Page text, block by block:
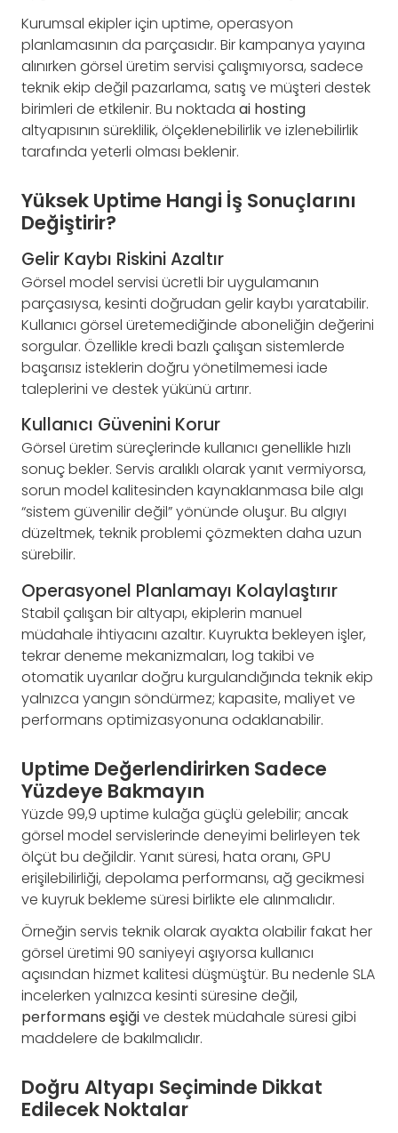
Kurumsal ekipler için uptime, operasyon
planlamasının da parçasıdır. Bir kampanya yayına
alınırken görsel üretim servisi çalışmıyorsa, sadece
teknik ekip değil pazarlama, satış ve müşteri destek
birimleri de etkilenir. Bu noktada ai hosting
altyapısının süreklilik, ölçeklenebilirlik ve izlenebilirlik
tarafında yeterli olması beklenir.
Yüksek Uptime Hangi İş Sonuçlarını
Değiştirir?
Gelir Kaybı Riskini Azaltır
Görsel model servisi ücretli bir uygulamanın
parçasıysa, kesinti doğrudan gelir kaybı yaratabilir.
Kullanıcı görsel üretemediğinde aboneliğin değerini
sorgular. Özellikle kredi bazlı çalışan sistemlerde
başarısız isteklerin doğru yönetilmemesi iade
taleplerini ve destek yükünü artırır.
Kullanıcı Güvenini Korur
Görsel üretim süreçlerinde kullanıcı genellikle hızlı
sonuç bekler. Servis aralıklı olarak yanıt vermiyorsa,
sorun model kalitesinden kaynaklanmasa bile algı
“sistem güvenilir değil” yönünde oluşur. Bu algıyı
düzeltmek, teknik problemi çözmekten daha uzun
sürebilir.
Operasyonel Planlamayı Kolaylaştırır
Stabil çalışan bir altyapı, ekiplerin manuel
müdahale ihtiyacını azaltır. Kuyrukta bekleyen işler,
tekrar deneme mekanizmaları, log takibi ve
otomatik uyarılar doğru kurgulandığında teknik ekip
yalnızca yangın söndürmez; kapasite, maliyet ve
performans optimizasyonuna odaklanabilir.
Uptime Değerlendirirken Sadece
Yüzdeye Bakmayın
Yüzde 99,9 uptime kulağa güçlü gelebilir; ancak
görsel model servislerinde deneyimi belirleyen tek
ölçüt bu değildir. Yanıt süresi, hata oranı, GPU
erişilebilirliği, depolama performansı, ağ gecikmesi
ve kuyruk bekleme süresi birlikte ele alınmalıdır.
Örneğin servis teknik olarak ayakta olabilir fakat her
görsel üretimi 90 saniyeyi aşıyorsa kullanıcı
açısından hizmet kalitesi düşmüştür. Bu nedenle SLA
incelerken yalnızca kesinti süresine değil,
performans eşiğive destek müdahale süresi gibi
maddelere de bakılmalıdır.
Doğru Altyapı Seçiminde Dikkat
Edilecek Noktalar